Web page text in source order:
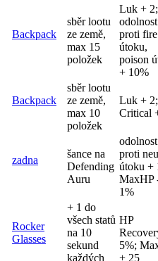
Backpack
sběr lootu
ze země,
max 15
položek
Luk + 2;
odolnost
proti fire
útoku,
poison
+ 10%
Backpack
sběr lootu
ze země,
max 10
položek
Luk + 2;
Critical
zadna
šance na
Defending
Auru
odolnost
proti
útoku +
MaxHP
1%
Rocker
Glasses
+ 1 do
všech statů
na 10
sekund
každých
HP
5%;
+ 25